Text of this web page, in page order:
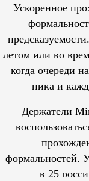
Ускоренное
летом или во
когда очереди
пика и
Держатели
формальностей.
в 25